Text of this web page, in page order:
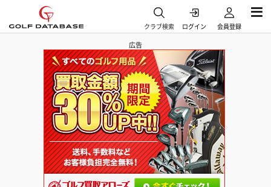
クラブ検索 ログイン 会員登録
広告